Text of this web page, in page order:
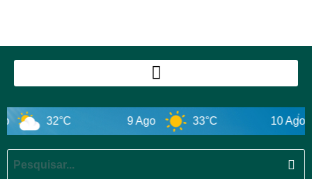
32°C 9 Ago 33°C 10 Ago